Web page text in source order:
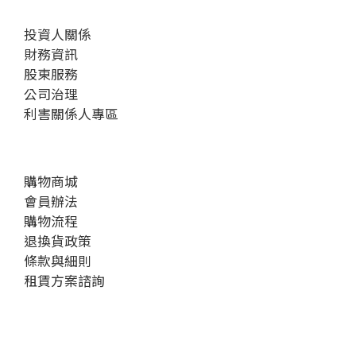
投資人關係
財務資訊
股東服務
公司治理
利害關係人專區
購物商城
會員辦法
購物流程
退換貨政策
條款與細則
租賃方案諮詢